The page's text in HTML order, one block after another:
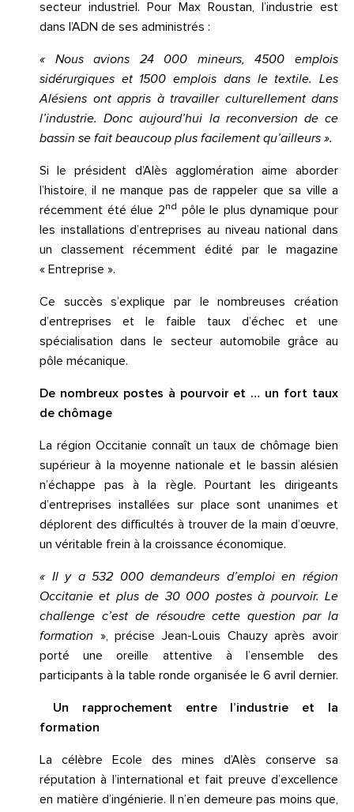
secteur industriel.
Pour Max Roustan, l’industrie est
dans l’ADN de ses administrés :
« Nous avions 24 000 mineurs, 4500 emplois
sidérurgiques et 1500 emplois dans le textile. Les
Alésiens ont appris à travailler culturellement dans
l’industrie. Donc aujourd’hui la reconversion de ce
bassin se fait beaucoup plus facilement qu’ailleurs ».
Si le président d’Alès agglomération aime aborder
l’histoire, il ne manque pas de rappeler que sa ville a
récemment été élue 2nd pôle le plus dynamique pour
les installations d’entreprises au niveau national dans
un classement récemment édité par le magazine
« Entreprise ».
Ce succès s’explique par le nombreuses création
d’entreprises et le faible taux d’échec et une
spécialisation dans le secteur automobile grâce au
pôle mécanique.
De nombreux postes à pourvoir et … un fort taux
de chômage
La région Occitanie connaît un taux de chômage bien
supérieur à la moyenne nationale et le bassin alésien
n’échappe pas à la règle. Pourtant les dirigeants
d’entreprises installées sur place sont unanimes et
déplorent des difficultés à trouver de la main d’œuvre,
un véritable frein à la croissance économique.
« Il y a 532 000 demandeurs d’emploi en région
Occitanie et plus de 30 000 postes à pourvoir. Le
challenge c’est de résoudre cette question par la
formation », précise Jean-Louis Chauzy après avoir
porté une oreille attentive à l’ensemble des
participants à la table ronde organisée le 6 avril dernier.
Un rapprochement entre l’industrie et la
formation
La célèbre Ecole des mines d’Alès conserve sa
réputation à l’international et fait preuve d’excellence
en matière d’ingénierie. Il n’en demeure pas moins que,